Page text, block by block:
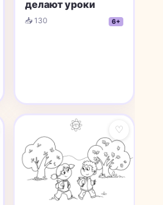
делают уроки
📥 130 6+
♡